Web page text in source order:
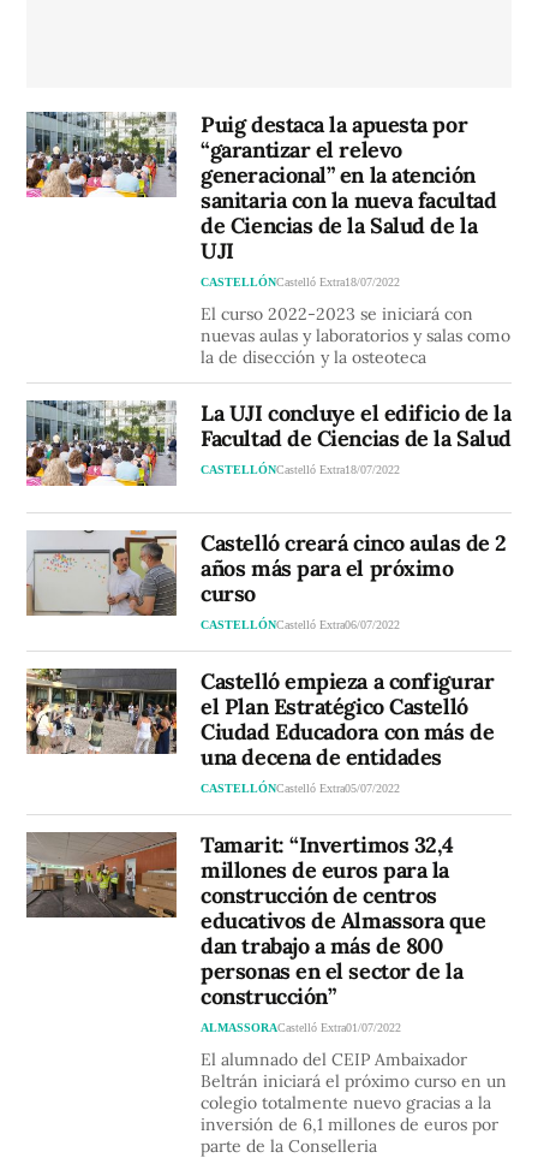
Puig destaca la apuesta por
“garantizar el relevo
generacional” en la atención
sanitaria con la nueva facultad
de Ciencias de la Salud de la
UJI
CASTELLÓNCastelló Extra18/07/2022
El curso 2022-2023 se iniciará con
nuevas aulas y laboratorios y salas como
la de disección y la osteoteca
La UJI concluye el edificio de la
Facultad de Ciencias de la Salud
CASTELLÓNCastelló Extra18/07/2022
Castelló creará cinco aulas de 2
años más para el próximo
curso
CASTELLÓNCastelló Extra06/07/2022
Castelló empieza a configurar
el Plan Estratégico Castelló
Ciudad Educadora con más de
una decena de entidades
CASTELLÓNCastelló Extra05/07/2022
Tamarit: “Invertimos 32,4
millones de euros para la
construcción de centros
educativos de Almassora que
dan trabajo a más de 800
personas en el sector de la
construcción”
ALMASSORACastelló Extra01/07/2022
El alumnado del CEIP Ambaixador
Beltrán iniciará el próximo curso en un
colegio totalmente nuevo gracias a la
inversión de 6,1 millones de euros por
parte de la Conselleria